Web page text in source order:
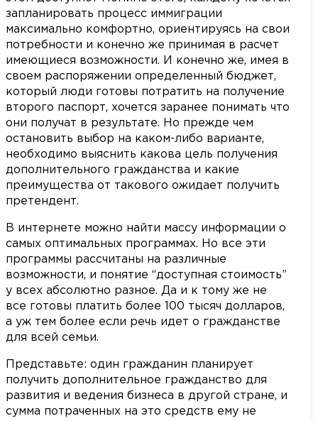
запланировать процесс иммиграции
максимально комфортно, ориентируясь на свои
потребности и конечно же принимая в расчет
имеющиеся возможности. И конечно же, имея в
своем распоряжении определенный бюджет,
который люди готовы потратить на получение
второго паспорт, хочется заранее понимать что
они получат в результате. Но прежде чем
остановить выбор на каком-либо варианте,
необходимо выяснить какова цель получения
дополнительного гражданства и какие
преимущества от такового ожидает получить
претендент.
В интернете можно найти массу информации о
самых оптимальных программах. Но все эти
программы рассчитаны на различные
возможности, и понятие “доступная стоимость”
у всех абсолютно разное. Да и к тому же не
все готовы платить более 100 тысяч долларов,
а уж тем более если речь идет о гражданстве
для всей семьи.
Представьте: один гражданин планирует
получить дополнительное гражданство для
развития и ведения бизнеса в другой стране, и
сумма потраченных на это средств ему не